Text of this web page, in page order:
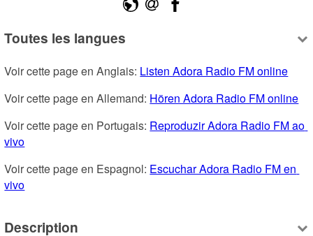
Toutes les langues
Voir cette page en Anglais: Listen Adora Radio FM online
Voir cette page en Allemand: Hören Adora Radio FM online
Voir cette page en Portugais: Reproduzir Adora Radio FM ao
vivo
Voir cette page en Espagnol: Escuchar Adora Radio FM en
vivo
Description